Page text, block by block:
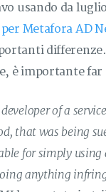
usando da
Metafora AD
è importante
of a
that was being
for simply
anything